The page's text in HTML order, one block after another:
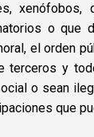
o que
el orden
terceros y
o sean
que